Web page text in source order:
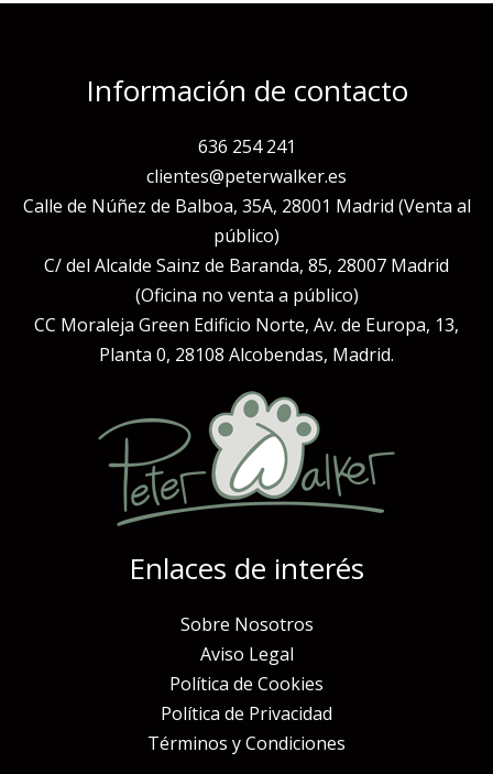
Información de contacto
636 254 241
clientes@peterwalker.es
Calle de Núñez de Balboa, 35A, 28001 Madrid (Venta al
público)
C/ del Alcalde Sainz de Baranda, 85, 28007 Madrid
(Oficina no venta a público)
CC Moraleja Green Edificio Norte, Av. de Europa, 13,
Planta 0, 28108 Alcobendas, Madrid.
Enlaces de interés
Sobre Nosotros
Aviso Legal
Política de Cookies
Política de Privacidad
Términos y Condiciones